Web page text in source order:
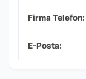
Firma Telefon:
E-Posta: